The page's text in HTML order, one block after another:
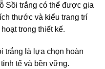
Sồi trắng có thể được gia
thước và kiểu trang trí
trong thiết kế.
trắng là lựa chọn hoàn
tế và bền vững.